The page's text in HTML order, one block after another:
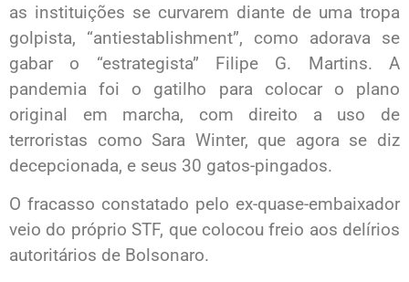
as instituições se curvarem diante de uma tropa
golpista, “antiestablishment”, como adorava se
gabar o “estrategista” Filipe G. Martins. A
pandemia foi o gatilho para colocar o plano
original em marcha, com direito a uso de
terroristas como Sara Winter, que agora se diz
decepcionada, e seus 30 gatos-pingados.
O fracasso constatado pelo ex-quase-embaixador
veio do próprio STF, que colocou freio aos delírios
autoritários de Bolsonaro.